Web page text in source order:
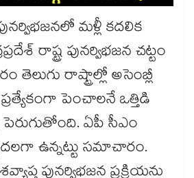
మళ్లీ కదలిక
రాష్ట్ర పునర్విభజన చట్టం
తెలుగు రాష్ట్రాల్లో అసెంబ్లీ
పెంచాలనే ఒత్తిడి
పెరుగుతోంది. ఏపీ సీఎం
ఉన్నట్టు సమాచారం.